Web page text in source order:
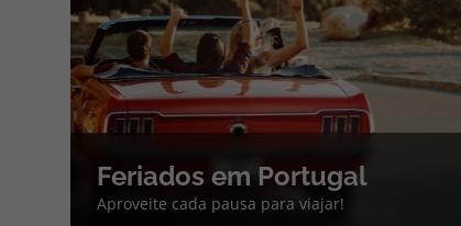
Feriados em Portugal
Aproveite cada pausa para viajar!